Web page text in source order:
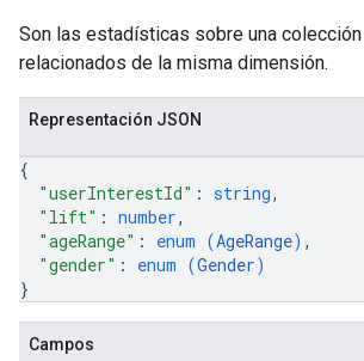
Son las estadísticas sobre una
relacionados de la misma dimensión.
Representación JSON
{
"userInterestId" : string,
"lift" : number,
"ageRange" : enum (AgeRange) ,
"gender" : enum (Gender)
}
Campos